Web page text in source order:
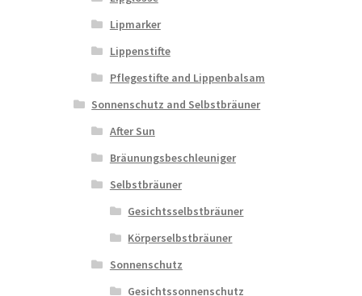
Lipmarker
Lippenstifte
Pflegestifte and Lippenbalsam
Sonnenschutz and Selbstbräuner
After Sun
Bräunungsbeschleuniger
Selbstbräuner
Gesichtsselbstbräuner
Körperselbstbräuner
Sonnenschutz
Gesichtssonnenschutz